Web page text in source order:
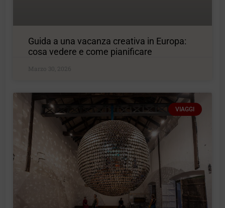
Guida a una vacanza creativa in Europa:
cosa vedere e come pianificare
Marzo 30, 2026
VIAGGI